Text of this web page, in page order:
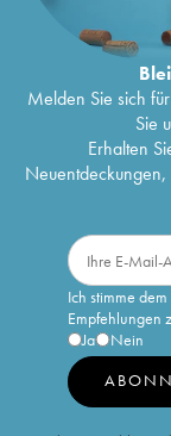
Melden Sie sich
Sie
Erhalten
Ich stimme
Empfehlungen
Ja
Nein